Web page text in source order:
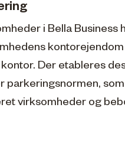
i Bella
Der etableres
parkeringsnormen,
virksomheder og